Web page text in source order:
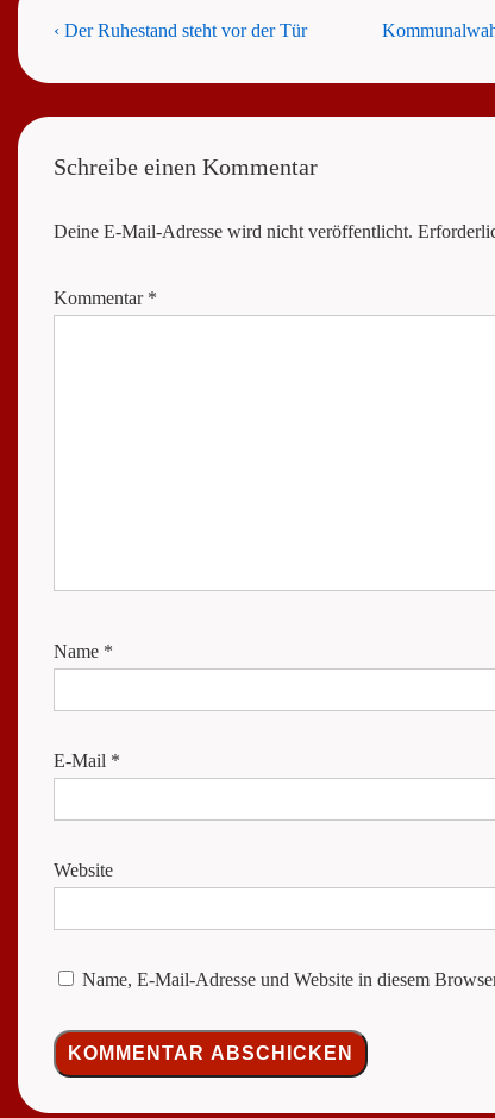
Beitragsnavigation
Previous
‹ Der Ruhestand steht vor der Tür
Next
Schreibe einen Kommentar
Deine E-Mail-Adresse wird nicht veröffentlicht.
Kommentar *
Name *
E-Mail *
Website
Name, E-Mail-Adresse und Website in diesem